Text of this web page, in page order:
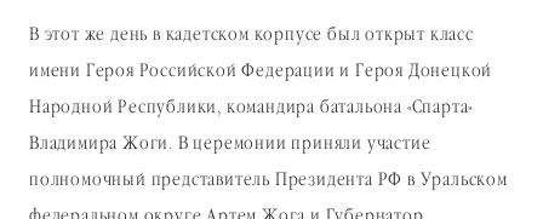
В этот же день в кадетском корпусе был открыт класс
имени Героя Российской Федерации и Героя Донецкой
Народной Республики, командира батальона «Спарта»
Владимира Жоги. В церемонии приняли участие
полномочный представитель Президента РФ в Уральском